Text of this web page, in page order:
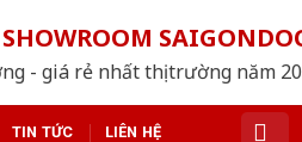
- giá rẻ nhất thị trường năm
TIN TỨC LIÊN HỆ